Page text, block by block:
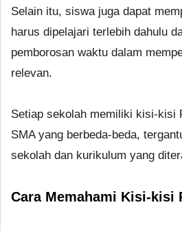
Selain itu, siswa juga dapat
harus dipelajari terlebih dahulu
pemborosan waktu dalam
relevan.
Setiap sekolah memiliki kisi-kisi
SMA yang berbeda-beda,
sekolah dan kurikulum yang
Cara Memahami Kisi-kisi